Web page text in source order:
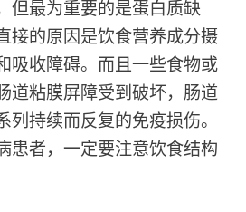
但最为重要的是蛋白质缺
接的原因是饮食营养成分摄
吸收障碍。而且一些食物或
道粘膜屏障受到破坏，肠道
列持续而反复的免疫损伤。
患者，一定要注意饮食结构